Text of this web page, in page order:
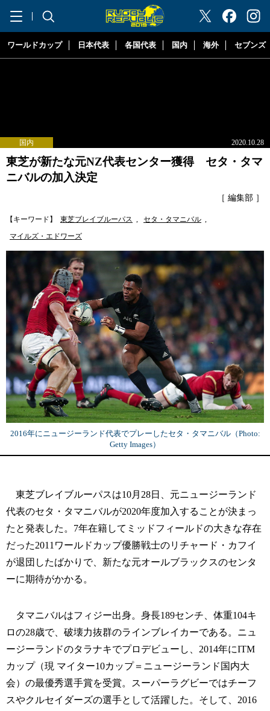
"ラグビーリパブリック"
ワールドカップ 日本代表 各国代表 国内 海外 セブンズ
国内 2020.10.28
東芝が新たな元NZ代表センター獲得 セタ・タマ
ニバルの加入決定
［ 編集部 ］
【キーワード】 東芝ブレイブルーパス , セタ・タマニバル ,
マイルズ・エドワーズ
2016年にニュージーランド代表でプレーしたセタ・タマニバル（Photo:
Getty Images）
東芝ブレイブルーパスは10月28日、元ニュージーランド
代表のセタ・タマニバルが2020年度加入することが決まっ
たと発表した。7年在籍してミッドフィールドの大きな存在
だった2011ワールドカップ優勝戦士のリチャード・カフイ
が退団したばかりで、新たな元オールブラックスのセンタ
ーに期待がかかる。
タマニバルはフィジー出身。身長189センチ、体重104キ
ロの28歳で、破壊力抜群のラインブレイカーである。ニュ
ージーランドのタラナキでプロデビューし、2014年にITM
カップ（現 マイター10カップ＝ニュージーランド国内大
会）の最優秀選手賞を受賞。スーパーラグビーではチーフ
スやクルセイダーズの選手として活躍した。そして、2016